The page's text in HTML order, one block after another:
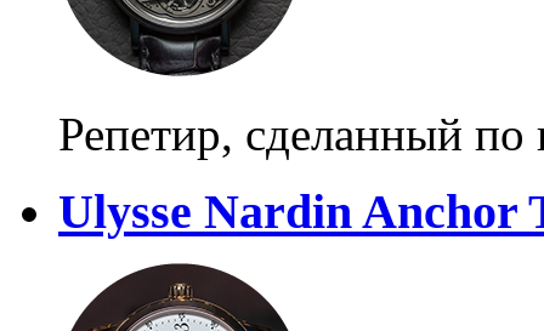
Репетир, сделанный по
Ulysse Nardin Anchor